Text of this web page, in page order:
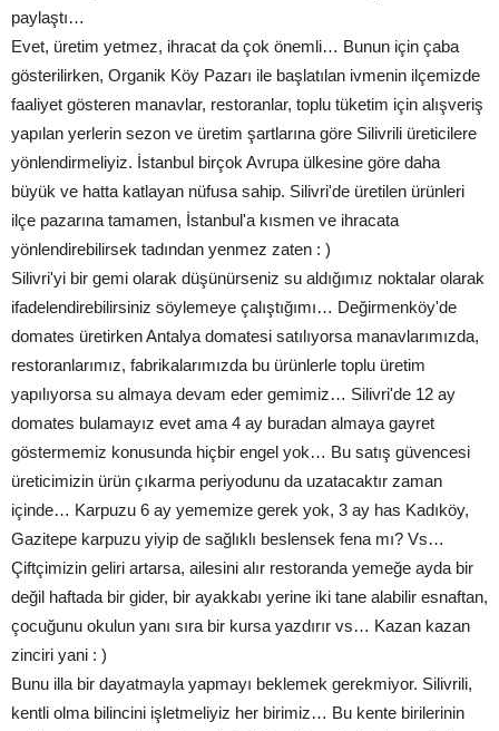
paylaştı…
Evet, üretim yetmez, ihracat da çok önemli… Bunun için çaba
gösterilirken, Organik Köy Pazarı ile başlatılan ivmenin ilçemizde
faaliyet gösteren manavlar, restoranlar, toplu tüketim için alışveriş
yapılan yerlerin sezon ve üretim şartlarına göre Silivrili üreticilere
yönlendirmeliyiz. İstanbul birçok Avrupa ülkesine göre daha
büyük ve hatta katlayan nüfusa sahip. Silivri'de üretilen ürünleri
ilçe pazarına tamamen, İstanbul'a kısmen ve ihracata
yönlendirebilirsek tadından yenmez zaten : )
Silivri'yi bir gemi olarak düşünürseniz su aldığımız noktalar olarak
ifadelendirebilirsiniz söylemeye çalıştığımı… Değirmenköy'de
domates üretirken Antalya domatesi satılıyorsa manavlarımızda,
restoranlarımız, fabrikalarımızda bu ürünlerle toplu üretim
yapılıyorsa su almaya devam eder gemimiz… Silivri'de 12 ay
domates bulamayız evet ama 4 ay buradan almaya gayret
göstermemiz konusunda hiçbir engel yok… Bu satış güvencesi
üreticimizin ürün çıkarma periyodunu da uzatacaktır zaman
içinde… Karpuzu 6 ay yememize gerek yok, 3 ay has Kadıköy,
Gazitepe karpuzu yiyip de sağlıklı beslensek fena mı? Vs…
Çiftçimizin geliri artarsa, ailesini alır restoranda yemeğe ayda bir
değil haftada bir gider, bir ayakkabı yerine iki tane alabilir esnaftan,
çocuğunu okulun yanı sıra bir kursa yazdırır vs… Kazan kazan
zinciri yani : )
Bunu illa bir dayatmayla yapmayı beklemek gerekmiyor. Silivrili,
kentli olma bilincini işletmeliyiz her birimiz… Bu kente birilerinin